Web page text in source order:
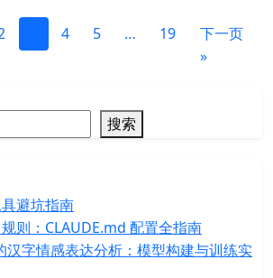
4 5 … 19
下一页
»
搜索
避坑指南
则：CLAUDE.md 配置全指南
汉字情感表达分析：模型构建与训练实